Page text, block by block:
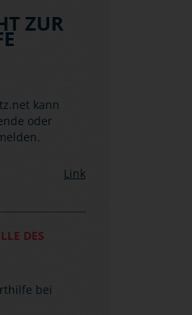
ZUR
kann
oder
Link
DES
bei